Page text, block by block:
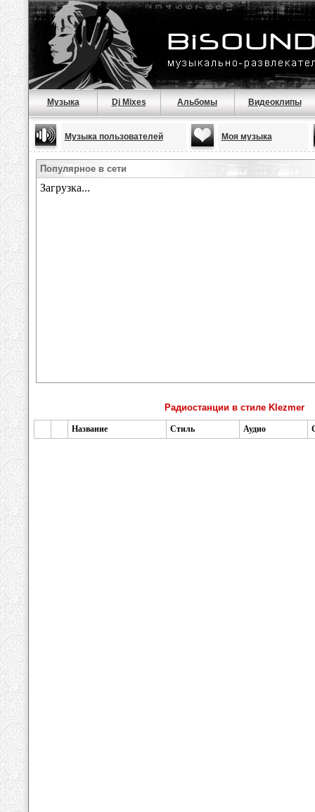
Музыка Dj Mixes Альбомы Видеоклипы
Музыка пользователей Моя музыка
Популярное в сети
Радиостанции в стиле Klezmer
Название Стиль Аудио